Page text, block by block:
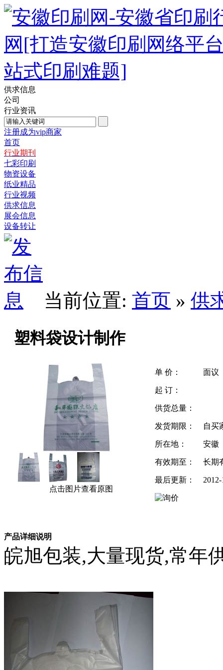
供求信息
公司
行业资讯
注册成为vip商家
首页
行业期刊
七彩印刷
物资设备
纸业精品
行业视频
供求信息
展会信息
设备转让
当前位置: 首页 » 供
塑料袋设计制作
点击图片查看原图
单 价： 面议
起 订：
供货总量：
发货期限： 自买
所在地： 安徽
有效期至： 长期
最后更新：
产品详细说明
皖旭包装,大量现货,常年